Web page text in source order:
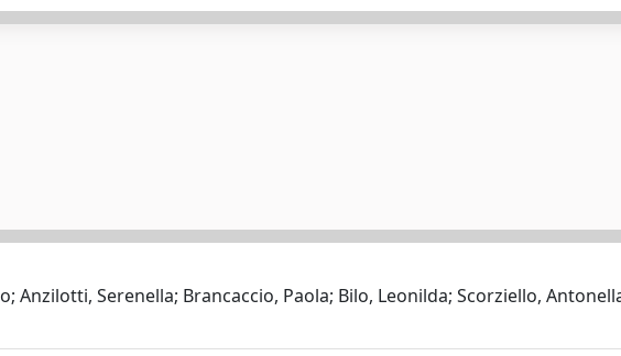
Serenella; Brancaccio, Paola; Bilo, Leonilda; Scorziello,